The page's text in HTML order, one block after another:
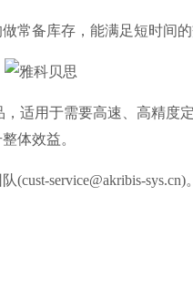
备库存，能满足短时间的
用于需要高速、高精度
体效益。
service@akribis-sys.cn)。